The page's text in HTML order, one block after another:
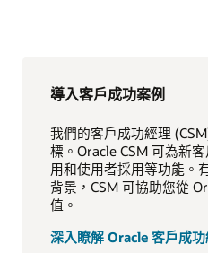
導入客戶成功案例
我們的客戶成功經理
標。Oracle CSM 可為新
用和使用者採用等功能。
背景，CSM 可協助您從
值。
深入瞭解 Oracle 客戶成